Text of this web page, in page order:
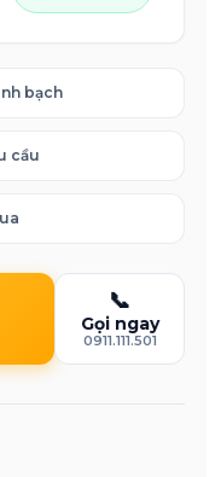
bạch
cầu
📞
Gọi ngay
0911.111.501